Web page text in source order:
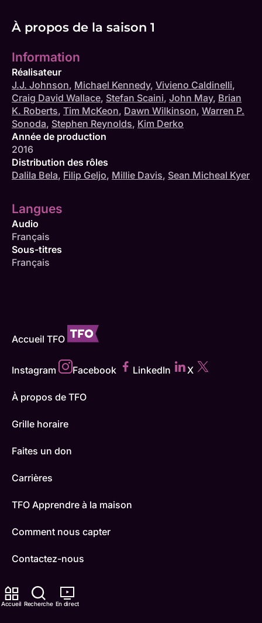
Accueil Recherche En direct
À propos de la saison 1
Information
Réalisateur
J.J. Johnson, Michael Kennedy, Vivieno Caldinelli,
Craig David Wallace, Stefan Scaini, John May, Brian
K. Roberts, Tim McKeon, Dawn Wilkinson, Warren P.
Sonoda, Stephen Reynolds, Kim Derko
Année de production
2016
Distribution des rôles
Dalila Bela, Filip Geljo, Millie Davis, Sean Micheal Kyer
Langues
Audio
Français
Sous-titres
Français
Accueil TFO
Instagram Facebook LinkedIn X
À propos de TFO
Grille horaire
Faites un don
Carrières
TFO Apprendre à la maison
Comment nous capter
Contactez-nous
ONFR